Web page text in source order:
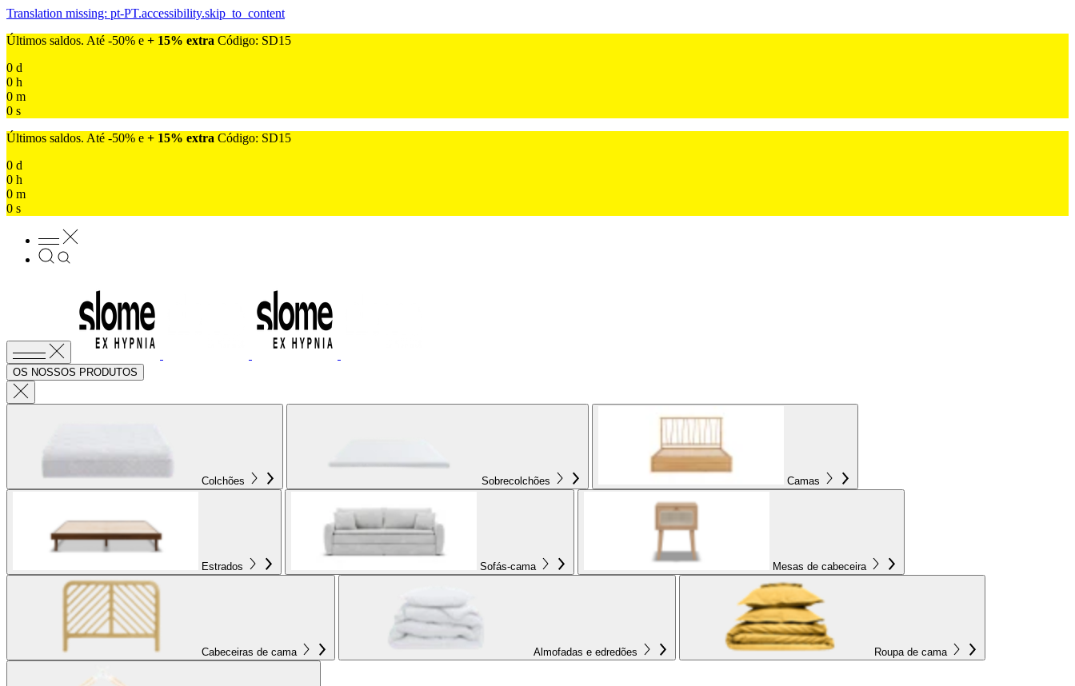
Translation missing: pt-PT.accessibility.skip_to_content
Últimos saldos. Até -50% e + 15% extra Código: SD15
0 d
0 h
0 m
0 s
Últimos saldos. Até -50% e + 15% extra Código: SD15
0 d
0 h
0 m
0 s
OS NOSSOS PRODUTOS
Colchões Sobrecolchões Camas
Estrados Sofás-cama Mesas de cabeceira
Cabeceiras de cama Almofadas e edredões Roupa de cama